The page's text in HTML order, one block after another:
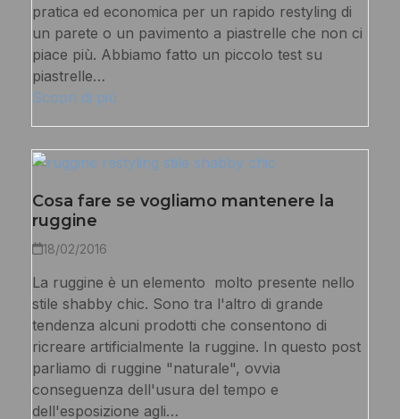
pratica ed economica per un rapido restyling di
un parete o un pavimento a piastrelle che non ci
piace più. Abbiamo fatto un piccolo test su
piastrelle…
Scopri di più
Cosa fare se vogliamo mantenere la
ruggine
18/02/2016
La ruggine è un elemento molto presente nello
stile shabby chic. Sono tra l'altro di grande
tendenza alcuni prodotti che consentono di
ricreare artificialmente la ruggine. In questo post
parliamo di ruggine "naturale", ovvia
conseguenza dell'usura del tempo e
dell'esposizione agli…